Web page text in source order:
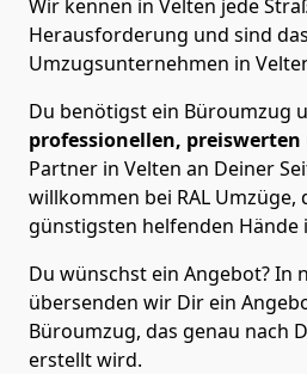
Wir kennen in Velten jede
Herausforderung und sind
Umzugsunternehmen in
Du benötigst ein Büroumzug
professionellen, preiswerten
Partner in Velten an Deiner
willkommen bei RAL Umzüge,
günstigsten helfenden Hände
Du wünschst ein Angebot? In
übersenden wir Dir ein
Büroumzug, das genau nach
erstellt wird.